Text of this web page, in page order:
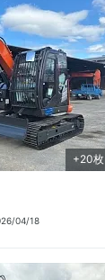
+20枚
04/18